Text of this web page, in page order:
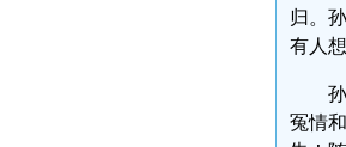
归。
有人
冤情